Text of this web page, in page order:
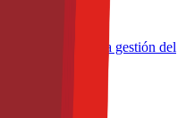
el diseño y la gestión del